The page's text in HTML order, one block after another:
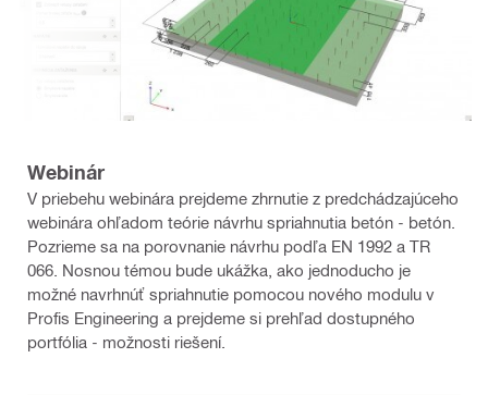
Webinár
V priebehu webinára prejdeme zhrnutie z predchádzajúceho
webinára ohľadom teórie návrhu spriahnutia betón - betón.
Pozrieme sa na porovnanie návrhu podľa EN 1992 a TR
066. Nosnou témou bude ukážka, ako jednoducho je
možné navrhnúť spriahnutie pomocou nového modulu v
Profis Engineering a prejdeme si prehľad dostupného
portfólia - možnosti riešení.